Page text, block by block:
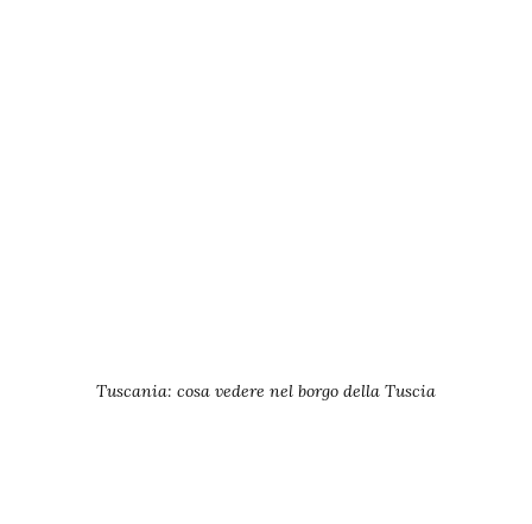
Tuscania: cosa vedere nel borgo della Tuscia